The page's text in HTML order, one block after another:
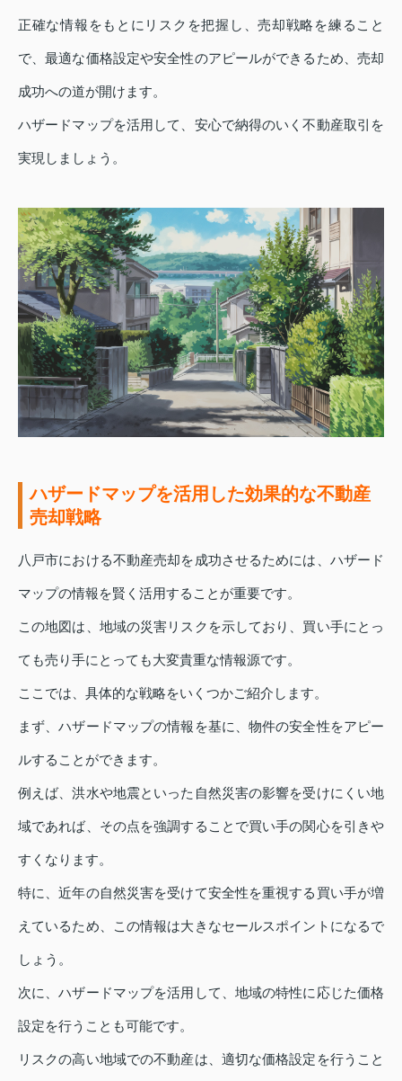
正確な情報をもとにリスクを把握し、売却戦略を練ること
で、最適な価格設定や安全性のアピールができるため、売却
成功への道が開けます。
ハザードマップを活用して、安心で納得のいく不動産取引を
実現しましょう。
ハザードマップを活用した効果的な不動産
売却戦略
八戸市における不動産売却を成功させるためには、ハザード
マップの情報を賢く活用することが重要です。
この地図は、地域の災害リスクを示しており、買い手にとっ
ても売り手にとっても大変貴重な情報源です。
ここでは、具体的な戦略をいくつかご紹介します。
まず、ハザードマップの情報を基に、物件の安全性をアピー
ルすることができます。
例えば、洪水や地震といった自然災害の影響を受けにくい地
域であれば、その点を強調することで買い手の関心を引きや
すくなります。
特に、近年の自然災害を受けて安全性を重視する買い手が増
えているため、この情報は大きなセールスポイントになるで
しょう。
次に、ハザードマップを活用して、地域の特性に応じた価格
設定を行うことも可能です。
リスクの高い地域での不動産は、適切な価格設定を行うこと